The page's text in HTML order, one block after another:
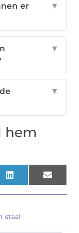
er
▼
▼
▼
hem
LinkedInEmail
staal